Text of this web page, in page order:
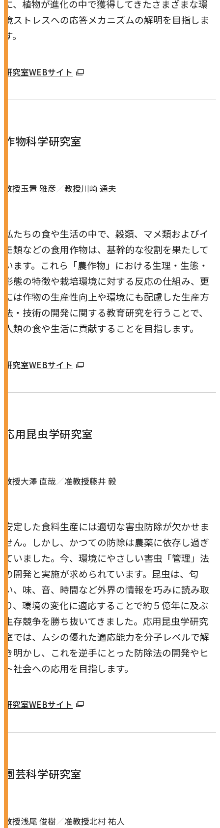
に、植物が進化の中で獲得してきたさまざまな環
境ストレスへの応答メカニズムの解明を目指しま
す。
外
サ
を
イ
ウ
開
き
ま
す
研究室WEBサイト
作物科学研究室
教授玉置 雅彦 教授川崎 通夫
私たちの食や生活の中で、穀類、マメ類およびイ
モ類などの食用作物は、基幹的な役割を果たして
います。これら「農作物」における生理・生態・
形態の特徴や栽培環境に対する反応の仕組み、更
には作物の生産性向上や環境にも配慮した生産方
法・技術の開発に関する教育研究を行うことで、
人類の食や生活に貢献することを目指します。
外
サ
を
イ
ウ
で
開
き
ま
す
研究室WEBサイト
応用昆虫学研究室
教授大澤 直哉 准教授藤井 毅
安定した食料生産には適切な害虫防除が欠かせま
せん。しかし、かつての防除は農薬に依存し過ぎ
ていました。今、環境にやさしい害虫「管理」法
の開発と実施が求められています。昆虫は、匂
い、味、音、時間など外界の情報を巧みに読み取
り、環境の変化に適応することで約５億年に及ぶ
生存競争を勝ち抜いてきました。応用昆虫学研究
室では、ムシの優れた適応能力を分子レベルで解
き明かし、これを逆手にとった防除法の開発やヒ
ト社会への応用を目指します。
外
サ
を
イ
研究室WEBサイト
園芸科学研究室
教授浅尾 俊樹 准教授北村 祐人